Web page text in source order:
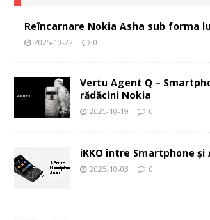
Reîncarnare Nokia Asha sub forma
2025-10-22 0
Vertu Agent Q –
rădăcini Nokia
2025-10-19 0
iKKO între Smartphone și
2025-10-03 0